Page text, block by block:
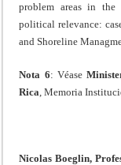
problem areas in
political relevance:
and Shoreline
Nota 6: Véase
Rica, Memoria
Nicolas Boeglin,